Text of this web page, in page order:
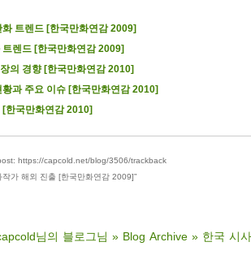
화 트렌드 [한국만화연감 2009]
트렌드 [한국만화연감 2009]
의 경향 [한국만화연감 2010]
황과 주요 이슈 [한국만화연감 2010]
[한국만화연감 2010]
https://capcold.net/blog/3506/trackback
작가 해외 진출 [한국만화연감 2009]”
님의 블로그님 » Blog Archive » 한국 시